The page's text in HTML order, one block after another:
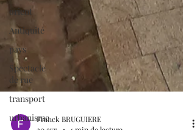
orient
Antiquité
pays
Spectacle
de rue
transport
urbanisme